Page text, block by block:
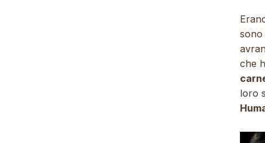
sono
che
loro